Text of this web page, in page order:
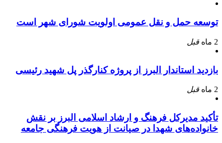
توسعه حمل و نقل عمومی اولویت شورای شهر است
2 ماه قبل
بازدید استاندار البرز از پروژه کنارگذر پل شهید رئیسی
2 ماه قبل
تأکید مدیرکل فرهنگ و ارشاد اسلامی البرز بر نقش
خانواده‌های شهدا در صیانت از هویت فرهنگی جامعه